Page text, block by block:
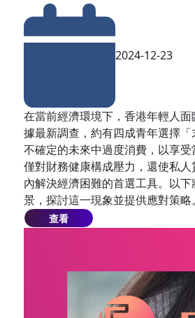
2024-12-23
在當前經濟環境下，香港年輕人
據最新調查，約有四成青年選擇
不確定的未來中過度消費，以享
僅對財務健康構成壓力，還使私
內解決經濟困難的首選工具。以
景，探討這一現象並提供應對策略。
查看